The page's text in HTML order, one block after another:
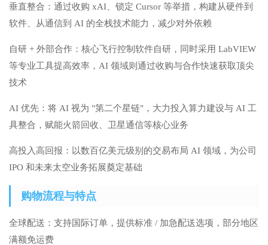
垂直整合：通过收购 xAI、锁定 Cursor 等举措，构建从硬件到
软件、从通信到 AI 的全栈技术能力，减少对外依赖
自研 + 外部合作：核心飞行控制软件自研，同时采用 LabVIEW
等专业工具提高效率，AI 领域则通过收购与合作快速获取顶尖
技术
AI 优先：将 AI 视为 "第二个星链"，大力投入算力建设与 AI 工
具整合，赋能火箭回收、卫星通信等核心业务
高投入高回报：以数百亿美元级别的交易布局 AI 领域，为公司
IPO 和未来太空业务拓展奠定基础
购物流程与特点
全球配送：支持国际订单，提供标准 / 加急配送选项，部分地区
满额免运费